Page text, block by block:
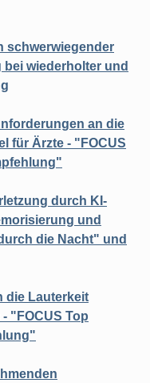
schwerwiegender
wiederholter und
an die
für Ärzte - "FOCUS
durch KI-
und
die Nacht" und
die Lauterkeit
"FOCUS Top